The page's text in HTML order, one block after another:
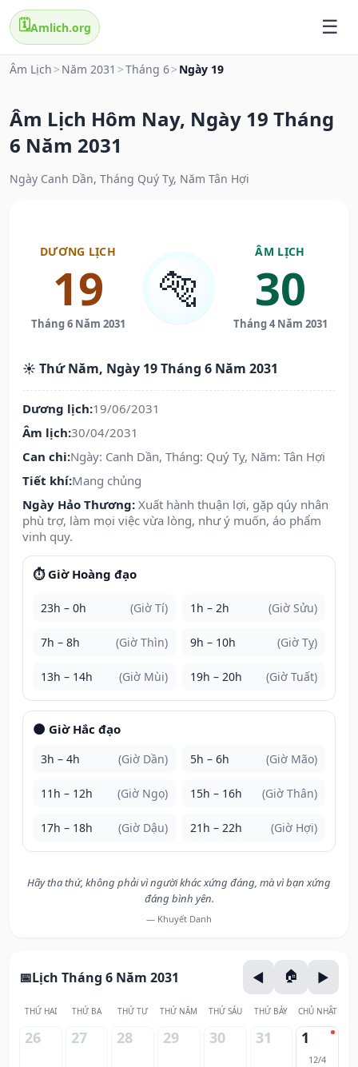
🗓️Amlich.org
Âm Lịch > Năm 2031 >Tháng 6> Ngày 19
Âm Lịch Hôm Nay, Ngày 19 Tháng
6 Năm 2031
Ngày Canh Dần, Tháng Quý Tỵ, Năm Tân Hợi
DƯƠNG LỊCH
19
Tháng 6 Năm 2031
🐅
ÂM LỊCH
30
Tháng 4 Năm 2031
☀️ Thứ Năm, Ngày 19 Tháng 6 Năm 2031
Dương lịch:19/06/2031
Âm lịch:30/04/2031
Can chi:Ngày: Canh Dần, Tháng: Quý Tỵ, Năm: Tân Hợi
Tiết khí:Mang chủng
Ngày Hảo Thương: Xuất hành thuận lợi, gặp qúy nhân
phù trợ, làm mọi việc vừa lòng, như ý muốn, áo phẩm
vinh quy.
⏱️ Giờ Hoàng đạo
23h – 0h (Giờ Tí) 1h – 2h (Giờ Sửu)
7h – 8h (Giờ Thìn) 9h – 10h (Giờ Tỵ)
13h – 14h (Giờ Mùi) 19h – 20h (Giờ Tuất)
🌑 Giờ Hắc đạo
3h – 4h (Giờ Dần) 5h – 6h (Giờ Mão)
11h – 12h (Giờ Ngọ) 15h – 16h (Giờ Thân)
17h – 18h (Giờ Dậu) 21h – 22h (Giờ Hợi)
Hãy tha thứ, không phải vì người khác xứng đáng, mà vì bạn xứng
đáng bình yên.
— Khuyết Danh
Lịch Tháng 6 Năm 2031
THỨ HAI THỨ BA THỨ TƯ THỨ NĂM THỨ SÁU THỨ BẢY CHỦ NHẬT
26 27 28 29 30 31 1
12/4